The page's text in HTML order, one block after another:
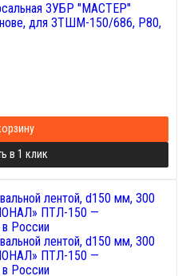
ЗУБР "МАСТЕР"
для ЗТШМ-150/686, P80,
в 1 клик